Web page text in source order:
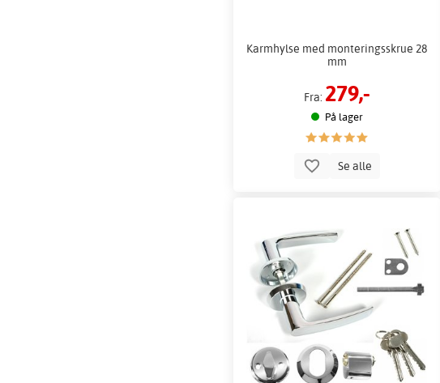
Karmhylse med monteringsskrue 28
mm
Fra: 279,-
På lager
Se alle